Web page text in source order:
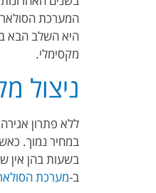
המערכת
היא השלב הבא
מקסימלי.
ניצול
ללא פתרון
במחיר נמוך.
בשעות בהן אין
ב-מערכת